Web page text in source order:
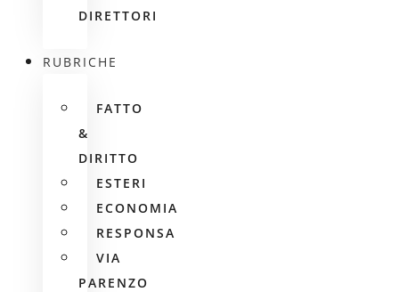
DIRETTORI
RUBRICHE
FATTO
&
DIRITTO
ESTERI
ECONOMIA
RESPONSA
VIA
PARENZO